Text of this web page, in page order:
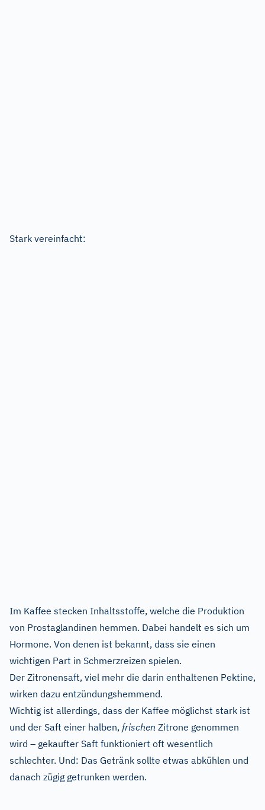
Stark vereinfacht:
Im Kaffee stecken Inhaltsstoffe, welche die Produktion
von Prostaglandinen hemmen. Dabei handelt es sich um
Hormone. Von denen ist bekannt, dass sie einen
wichtigen Part in Schmerzreizen spielen.
Der Zitronensaft, viel mehr die darin enthaltenen Pektine,
wirken dazu entzündungshemmend.
Wichtig ist allerdings, dass der Kaffee möglichst stark ist
und der Saft einer halben, frischen Zitrone genommen
wird – gekaufter Saft funktioniert oft wesentlich
schlechter. Und: Das Getränk sollte etwas abkühlen und
danach zügig getrunken werden.